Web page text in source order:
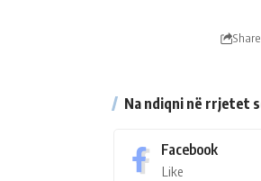
Share
Na ndiqni në rrjetet
Facebook
Like